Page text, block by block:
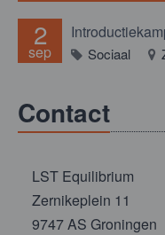
2
sep Sociaal
Contact
LST Equilibrium
Zernikeplein 11
9747 AS Groningen